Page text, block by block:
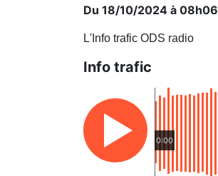
Du 18/10/2024 à 08h06
L'Info trafic ODS radio
Info trafic
0:00